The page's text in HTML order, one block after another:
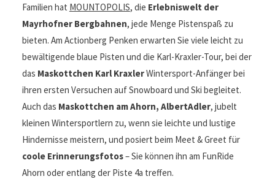
Familien hat MOUNTOPOLIS, die Erlebniswelt der
Mayrhofner Bergbahnen, jede Menge Pistenspaß zu
bieten. Am Actionberg Penken erwarten Sie viele leicht zu
bewältigende blaue Pisten und die Karl-Kraxler-Tour, bei der
das Maskottchen Karl KraxlerWintersport-Anfänger bei
ihren ersten Versuchen auf Snowboard und Ski begleitet.
Auch das Maskottchen am Ahorn, AlbertAdler, jubelt
kleinen Wintersportlern zu, wenn sie leichte und lustige
Hindernisse meistern, und posiert beim Meet & Greet für
coole Erinnerungsfotos– Sie können ihn am FunRide
Ahorn oder entlang der Piste 4a treffen.